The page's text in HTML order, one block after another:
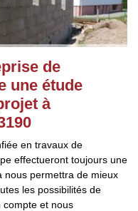
de
une étude
à
en travaux de
effectueront toujours une
nous permettra de mieux
les possibilités de
compte et nous